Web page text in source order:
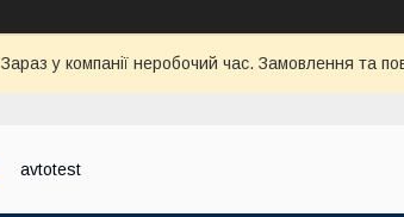
Зараз у компанії неробочий час. Замовлення та
avtotest